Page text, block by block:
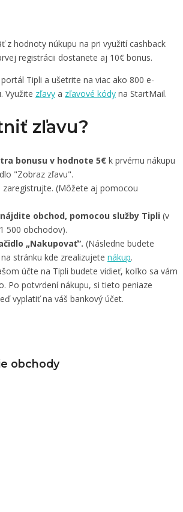
z hodnoty núkupu na pri využití cashback
registrácii dostanete aj 10€ bonus.
Tipli a ušetrite na viac ako 800 e-
Využite zľavy a zľavové kódy na StartMail.
zľavu?
bonusu v hodnote 5€ k prvému nákupu
"Zobraz zľavu".
zaregistrujte. (Môžete aj pomocou
nájdite obchod, pomocou služby Tipli (v
500 obchodov).
„Nakupovať“. (Následne budete
stránku kde zrealizujete nákup.
účte na Tipli budete vidieť, koľko sa vám
Po potvrdení nákupu, si tieto peniaze
vyplatiť na váš bankový účet.
obchody